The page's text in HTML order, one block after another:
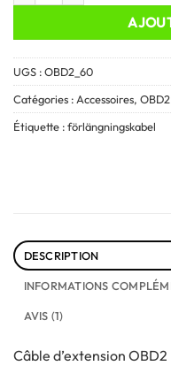
UGS :OBD2_60
Catégories :Accessoires, OBD2
Étiquette :förlängningskabel
DESCRIPTION
INFORMATIONS
AVIS (1)
Câble d’extension OBD2